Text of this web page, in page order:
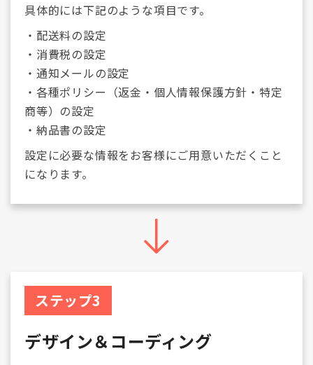
具体的には下記のような項目です。
・配送料の設定
・消費税の設定
・通知メールの設定
・各種ポリシー（返金・個人情報保護方針・特定
商等）の設定
・納品書の設定
設定に必要な情報をお客様にご用意いただくこと
になります。
ステップ3
デザイン＆コーディング